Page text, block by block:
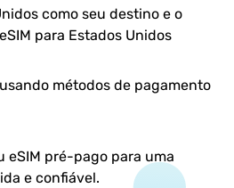
como seu destino e o
para Estados Unidos
métodos de pagamento
eSIM pré-pago para uma
e confiável.